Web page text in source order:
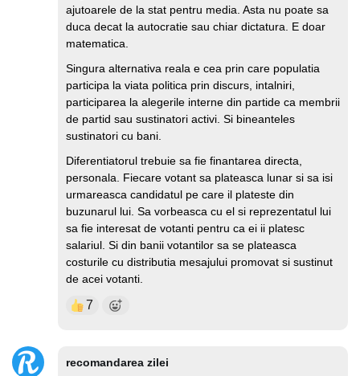
ajutoarele de la stat pentru media. Asta nu poate sa
duca decat la autocratie sau chiar dictatura. E doar
matematica.
Singura alternativa reala e cea prin care populatia
participa la viata politica prin discurs, intalniri,
participarea la alegerile interne din partide ca membrii
de partid sau sustinatori activi. Si bineanteles
sustinatori cu bani.
Diferentiatorul trebuie sa fie finantarea directa,
personala. Fiecare votant sa plateasca lunar si sa isi
urmareasca candidatul pe care il plateste din
buzunarul lui. Sa vorbeasca cu el si reprezentatul lui
sa fie interesat de votanti pentru ca ei ii platesc
salariul. Si din banii votantilor sa se plateasca
costurile cu distributia mesajului promovat si sustinut
de acei votanti.
7
recomandarea zilei